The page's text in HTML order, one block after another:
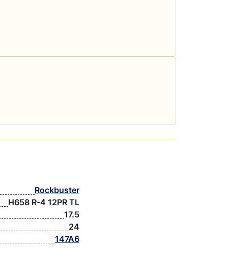
Rockbuster
H658 R-4 12PR TL
17.5
24
147A6